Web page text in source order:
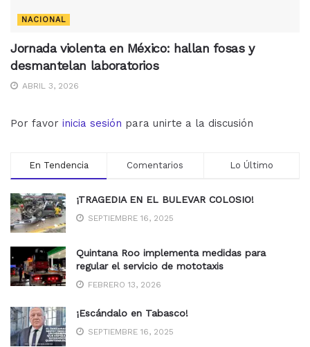
NACIONAL
Jornada violenta en México: hallan fosas y
desmantelan laboratorios
ABRIL 3, 2026
Por favor inicia sesión para unirte a la discusión
En Tendencia Comentarios Lo Último
¡TRAGEDIA EN EL BULEVAR COLOSIO!
SEPTIEMBRE 16, 2025
Quintana Roo implementa medidas para
regular el servicio de mototaxis
FEBRERO 13, 2026
¡Escándalo en Tabasco!
SEPTIEMBRE 16, 2025